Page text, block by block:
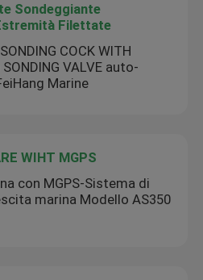
Sondeggiante
Filettate
COCK WITH
VALVE auto-
Marine
WIHT MGPS
con MGPS-Sistema di
marina Modello AS350